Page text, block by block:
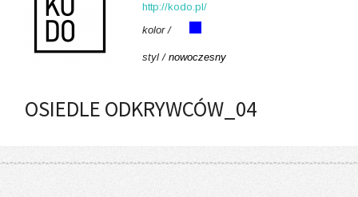
http://kodo.pl/
kolor /
styl / nowoczesny
OSIEDLE ODKRYWCÓW_04